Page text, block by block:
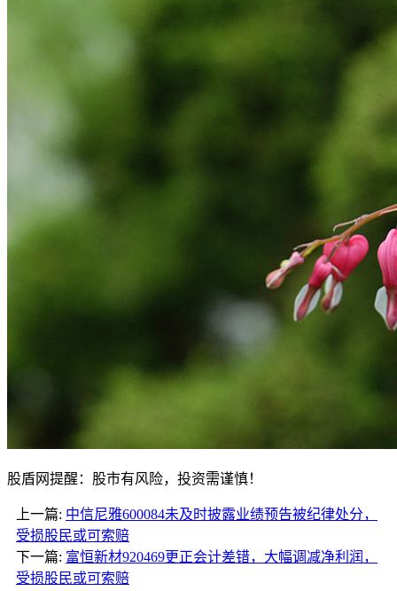
股盾网提醒：股市有风险，投资需谨慎！
上一篇: 中信尼雅600084未及时披露业绩预告被纪律处分，
受损股民或可索赔
下一篇: 富恒新材920469更正会计差错，大幅调减净利润，
受损股民或可索赔